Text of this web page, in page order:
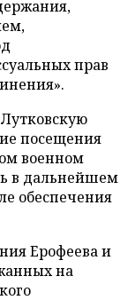
прав
посещения
военном
в дальнейшем
обеспечения
Ерофеева и
на